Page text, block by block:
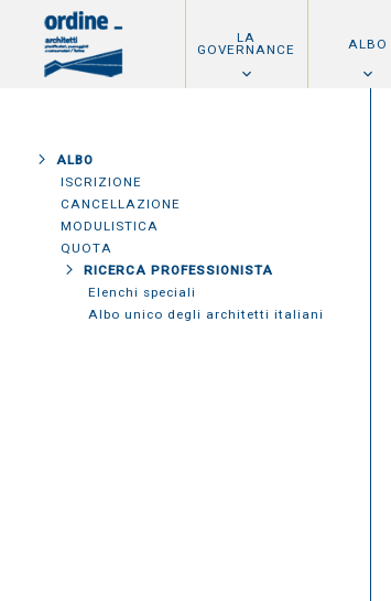
LA
GOVERNANCE ALBO
ALBO
ISCRIZIONE
CANCELLAZIONE
MODULISTICA
QUOTA
RICERCA PROFESSIONISTA
Elenchi speciali
Albo unico degli architetti italiani